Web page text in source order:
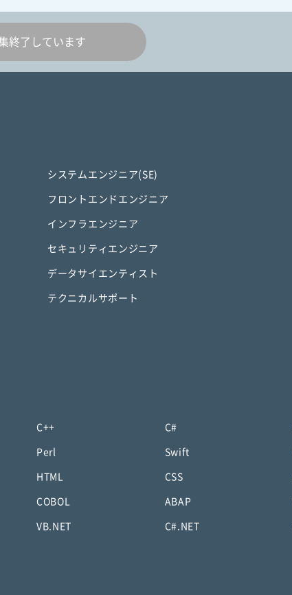
終了しています
システムエンジニア(SE)
フロントエンドエンジニア
インフラエンジニア
セキュリティエンジニア
データサイエンティスト
テクニカルサポート
C++ C#
Perl Swift
HTML CSS
COBOL ABAP
VB.NET C#.NET